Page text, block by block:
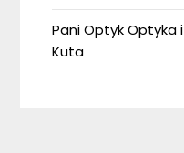
Pani Optyk
Kuta